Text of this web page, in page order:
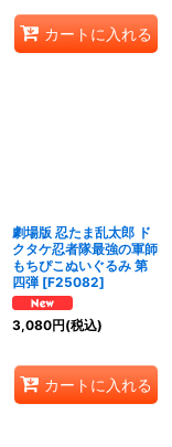
カートに入れる
劇場版 忍たま乱太郎 ド
クタケ忍者隊最強の軍師
もちぴこぬいぐるみ 第
四弾 [F25082]
3,080円(税込)
カートに入れる